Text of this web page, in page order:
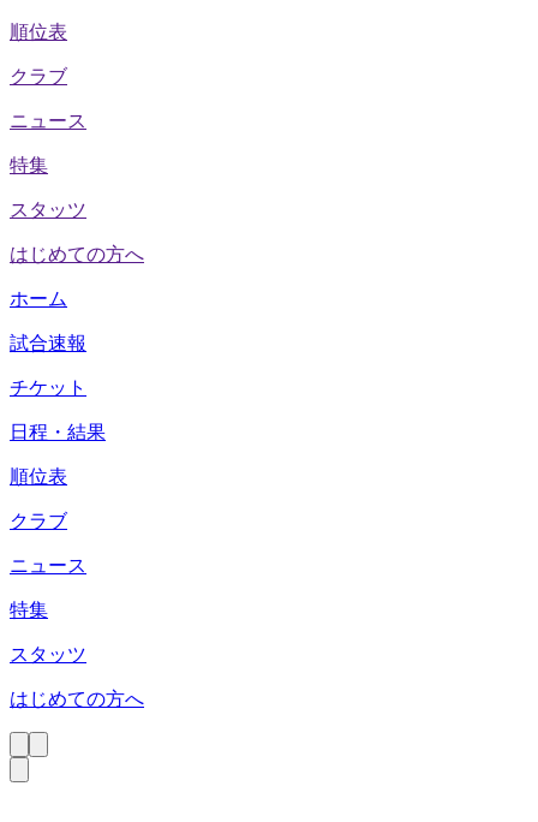
順位表
クラブ
ニュース
特集
スタッツ
はじめての方へ
ホーム
試合速報
チケット
日程・結果
順位表
クラブ
ニュース
特集
スタッツ
はじめての方へ